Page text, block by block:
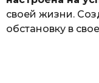
своей жизни.
обстановку в